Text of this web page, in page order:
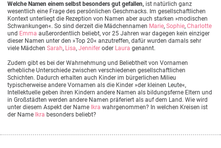
Welche Namen einem selbst besonders gut gefallen, ist natürlich ganz
wesentlich eine Frage des persönlichen Geschmacks. Im gesellschaftlichen
Kontext unterliegt die Rezeption von Namen aber auch starken »modischen
Schwankungen«. So sind derzeit die Mädchennamen Marie, Sophie, Charlotte
und Emma außerordentlich beliebt, vor 25 Jahren war dagegen kein einziger
dieser Namen unter den »Top 20« anzutreffen, dafür wurden damals sehr
viele Mädchen Sarah, Lisa, Jennifer oder Laura genannt.
Zudem gibt es bei der Wahrnehmung und Beliebtheit von Vornamen
erhebliche Unterschiede zwischen verschiedenen gesellschaftlichen
Schichten. Dadurch erhalten auch Kinder im bürgerlichen Milieu
typischerweise andere Vornamen als die Kinder »der kleinen Leute«,
Intellektuelle geben ihren Kindern andere Namen als bildungsferne Eltern und
in Großstädten werden andere Namen präferiert als auf dem Land. Wie wird
unter diesem Aspekt der Name Ikra wahrgenommen? In welchen Kreisen ist
der Name Ikra besonders beliebt?